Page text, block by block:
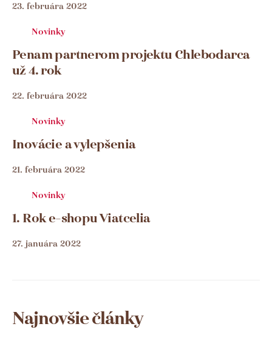
23. februára 2022
Novinky
Penam partnerom projektu Chlebodarca
už 4. rok
22. februára 2022
Novinky
Inovácie a vylepšenia
21. februára 2022
Novinky
1. Rok e-shopu Viatcelia
27. januára 2022
Najnovšie články